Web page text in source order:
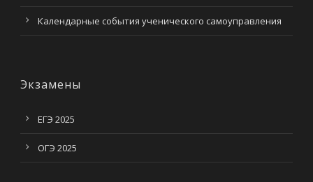
Календарные события ученического самоуправления
Экзамены
ЕГЭ 2025
ОГЭ 2025